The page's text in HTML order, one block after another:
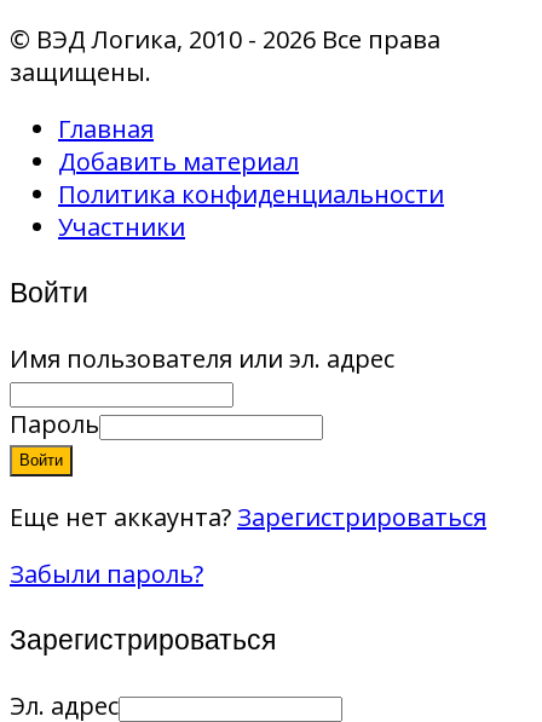
© ВЭД Логика, 2010 - 2026 Все права
защищены.
Главная
Добавить материал
Политика конфиденциальности
Участники
Войти
Имя пользователя или эл. адрес
Пароль
Войти
Еще нет аккаунта? Зарегистрироваться
Забыли пароль?
Зарегистрироваться
Эл. адрес